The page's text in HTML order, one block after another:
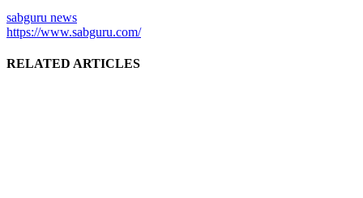
sabguru news
https://www.sabguru.com/
RELATED ARTICLES